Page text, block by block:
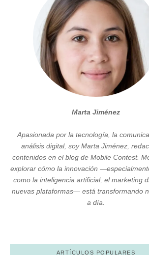
Marta Jiménez
Apasionada por la tecnología, la
análisis digital, soy Marta Jiménez,
contenidos en el blog de Mobile Contest.
explorar cómo la innovación
como la inteligencia artificial, el marketing
nuevas plataformas— está transformando
a día.
ARTÍCULOS POPULARES